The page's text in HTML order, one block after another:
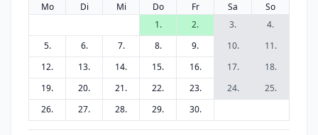
Mo Di Mi Do Fr Sa
So
1.
2. 3.
4.
5.
6. 7. 8. 9. 10.
11.
12.
13. 14. 15. 16. 17.
18.
19.
20. 21. 22. 23. 24.
25.
26.
27. 28. 29. 30.